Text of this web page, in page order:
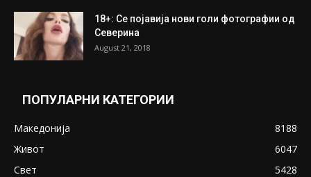
18+: Се појавија нови голи фотографии од
Северина
August 21, 2018
ПОПУЛАРНИ КАТЕГОРИИ
Македонија
8188
Живот
6047
Свет
5428